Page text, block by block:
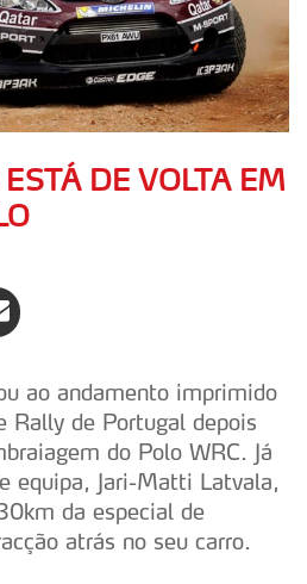
DE VOLTA EM
ao andamento imprimido
Rally de Portugal depois
do Polo WRC. Já
equipa, Jari-Matti Latvala,
da especial de
atrás no seu carro.